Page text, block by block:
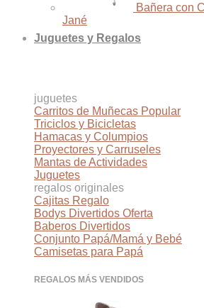
Bañera con
Jané
Juguetes y Regalos
juguetes
Carritos de Muñecas
Triciclos y Bicicletas
Hamacas y Columpios
Proyectores y Carruseles
Mantas de Actividades
Juguetes
regalos originales
Cajitas Regalo
Bodys Divertidos
Baberos Divertidos
Conjunto Papá/Mamá y Bebé
Camisetas para Papá
REGALOS MÁS VENDIDOS